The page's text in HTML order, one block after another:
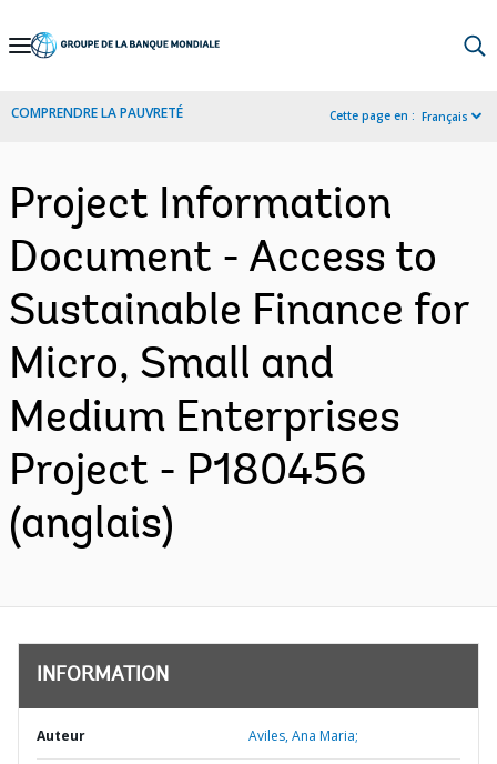
Skip
Navigation
COMPRENDRE LA PAUVRETÉ Cette page en : Français
Project Information
Document - Access to
Sustainable Finance for
Micro, Small and
Medium Enterprises
Project - P180456
(anglais)
INFORMATION
Auteur Aviles, Ana Maria;